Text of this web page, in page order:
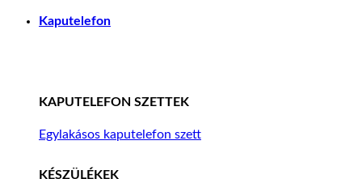
Kaputelefon
KAPUTELEFON SZETTEK
Egylakásos kaputelefon szett
KÉSZÜLÉKEK